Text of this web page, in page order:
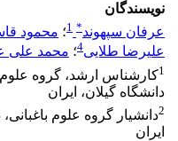
نویسندگان
عرفان سپهوند*
1؛ محمود
علیرضا طلایی4؛ محمد
1کارشناس ارشد، گروه علوم
دانشگاه گیلان، ایران
2دانشیار گروه علوم
ایران